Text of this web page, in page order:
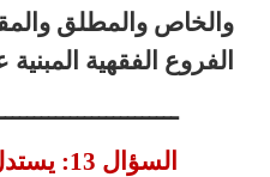
والخاص والمطلق
الفروع الفقهية
السؤال